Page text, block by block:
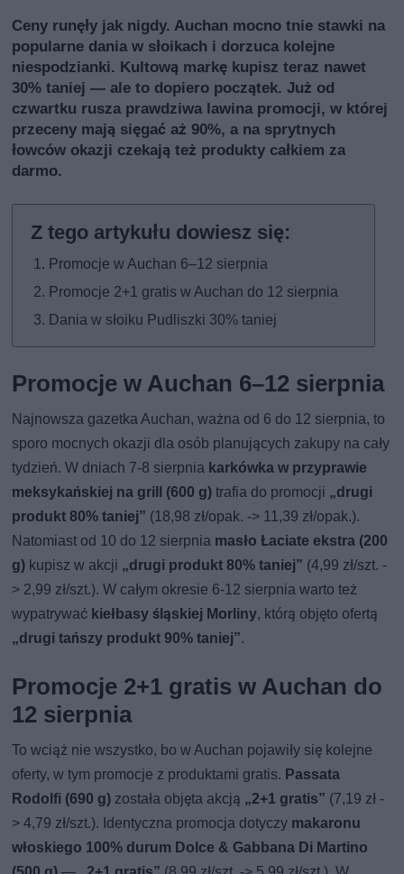
Ceny runęły jak nigdy. Auchan mocno tnie stawki na
popularne dania w słoikach i dorzuca kolejne
niespodzianki. Kultową markę kupisz teraz nawet
30% taniej — ale to dopiero początek. Już od
czwartku rusza prawdziwa lawina promocji, w której
przeceny mają sięgać aż 90%, a na sprytnych
łowców okazji czekają też produkty całkiem za
darmo.
Promocje w Auchan 6–12 sierpnia
Promocje 2+1 gratis w Auchan do 12 sierpnia
Dania w słoiku Pudliszki 30% taniej
Promocje w Auchan 6–12 sierpnia
Najnowsza gazetka Auchan, ważna od 6 do 12 sierpnia, to
sporo mocnych okazji dla osób planujących zakupy na cały
tydzień. W dniach 7-8 sierpnia karkówka w przyprawie
meksykańskiej na grill (600 g) trafia do promocji „drugi
produkt 80% taniej” (18,98 zł/opak. -> 11,39 zł/opak.).
Natomiast od 10 do 12 sierpnia masło Łaciate ekstra (200
g) kupisz w akcji „drugi produkt 80% taniej” (4,99 zł/szt. -
> 2,99 zł/szt.). W całym okresie 6-12 sierpnia warto też
wypatrywać kiełbasy śląskiej Morliny, którą objęto ofertą
„drugi tańszy produkt 90% taniej”.
Promocje 2+1 gratis w Auchan do
12 sierpnia
To wciąż nie wszystko, bo w Auchan pojawiły się kolejne
oferty, w tym promocje z produktami gratis. Passata
Rodolfi (690 g) została objęta akcją „2+1 gratis” (7,19 zł -
> 4,79 zł/szt.). Identyczna promocja dotyczy makaronu
włoskiego 100% durum Dolce & Gabbana Di Martino